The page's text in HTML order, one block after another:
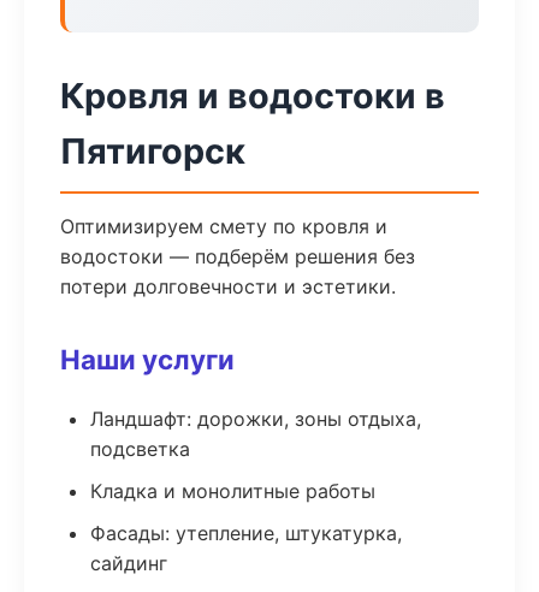
Кровля и водостоки в
Пятигорск
Оптимизируем смету по кровля и
водостоки — подберём решения без
потери долговечности и эстетики.
Наши услуги
Ландшафт: дорожки, зоны отдыха,
подсветка
Кладка и монолитные работы
Фасады: утепление, штукатурка,
сайдинг